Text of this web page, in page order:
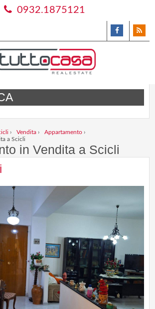
0932.1875121
› Vendita › Appartamento ›
a Scicli
in Vendita a Scicli